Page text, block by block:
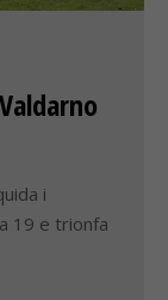
i
19 e trionfa